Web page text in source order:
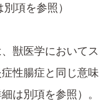
別項を参照）
獣医学においてス
性腸症と同じ意味
は別項を参照）。